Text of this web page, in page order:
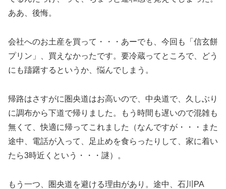
ああ、後悔。
会社へのお土産を買って・・・あーでも、今回も「信玄餅
プリン」、買えなかったです。要冷蔵ってところで、どう
にも躊躇するというか、悩んでしまう。
帰路はさすがに圏央道はお高いので、中央道で、久しぶり
に調布から下道で帰りました。もう時間も遅いので混雑も
無くて、快適に帰ってこれました（なんですが・・・また
途中、電話が入って、足止めを食らったりして、家に着い
たら3時近くという・・・謎）。
もう一つ、圏央道を避ける理由があり。途中、石川PA